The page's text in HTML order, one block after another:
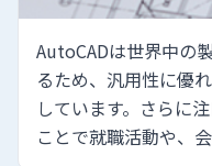
AutoCADは世界中の
るため、汎用性に優
しています。さらに
ことで就職活動や、